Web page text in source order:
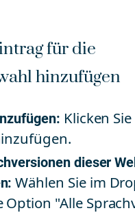
für die
hinzufügen
Klicken
dieser
Wählen Sie im
Option "Alle